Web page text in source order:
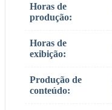
Horas de
produção:
Horas de
exibição:
Produção de
conteúdo: